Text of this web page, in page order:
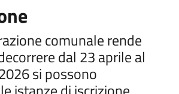
comunale rende
dal 23 aprile al
si possono